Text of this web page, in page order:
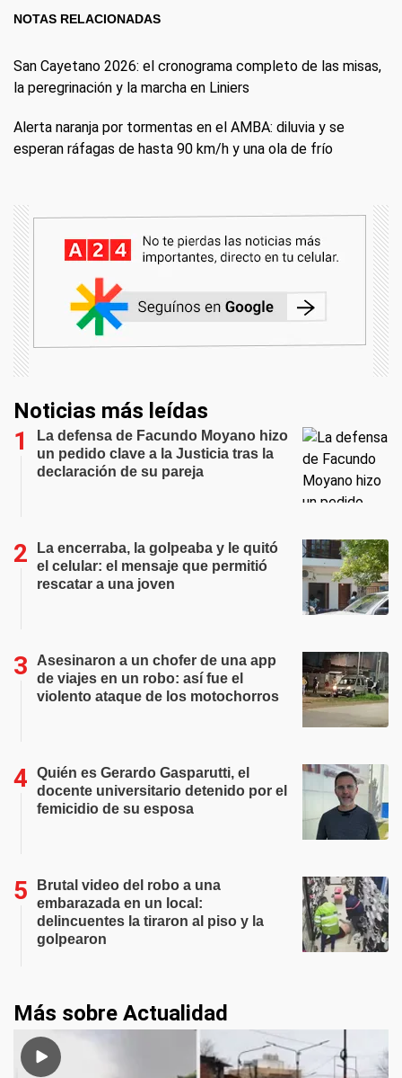
NOTAS RELACIONADAS
San Cayetano 2026: el cronograma completo de las misas,
la peregrinación y la marcha en Liniers
Alerta naranja por tormentas en el AMBA: diluvia y se
esperan ráfagas de hasta 90 km/h y una ola de frío
Noticias más leídas
La defensa de Facundo Moyano hizo
un pedido clave a la Justicia tras la
declaración de su pareja
La encerraba, la golpeaba y le quitó
el celular: el mensaje que permitió
rescatar a una joven
Asesinaron a un chofer de una app
de viajes en un robo: así fue el
violento ataque de los motochorros
Quién es Gerardo Gasparutti, el
docente universitario detenido por el
femicidio de su esposa
Brutal video del robo a una
embarazada en un local:
delincuentes la tiraron al piso y la
golpearon
Más sobre Actualidad